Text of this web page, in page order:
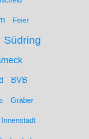
Feier
Südring
BVB
Gräber
Innenstadt